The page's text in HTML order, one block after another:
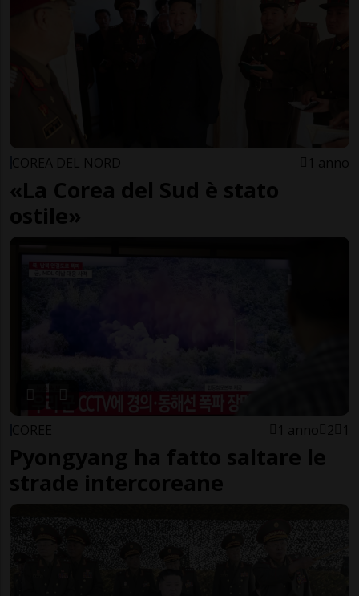
COREA DEL NORD 1 anno
«La Corea del Sud è stato
ostile»
COREE 1 anno 2 1
Pyongyang ha fatto saltare le
strade intercoreane